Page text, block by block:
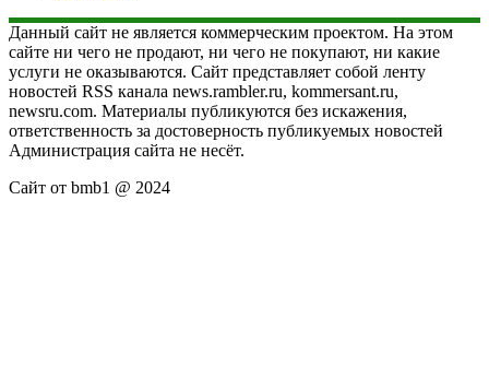
Данный сайт не является коммерческим проектом. На этом
сайте ни чего не продают, ни чего не покупают, ни какие
услуги не оказываются. Сайт представляет собой ленту
новостей RSS канала news.rambler.ru, kommersant.ru,
newsru.com. Материалы публикуются без искажения,
ответственность за достоверность публикуемых новостей
Администрация сайта не несёт.
Сайт от bmb1 @ 2024